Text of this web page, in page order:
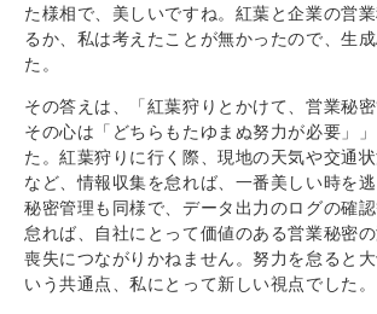
た様相で、美しいですね。紅葉と企業の営
るか、私は考えたことが無かったので、生
た。
その答えは、「紅葉狩りとかけて、営業秘密
その心は「どちらもたゆまぬ努力が必要」
た。紅葉狩りに行く際、現地の天気や交通
など、情報収集を怠れば、一番美しい時を
秘密管理も同様で、データ出力のログの確
怠れば、自社にとって価値のある営業秘密
喪失につながりかねません。努力を怠ると
いう共通点、私にとって新しい視点でした。